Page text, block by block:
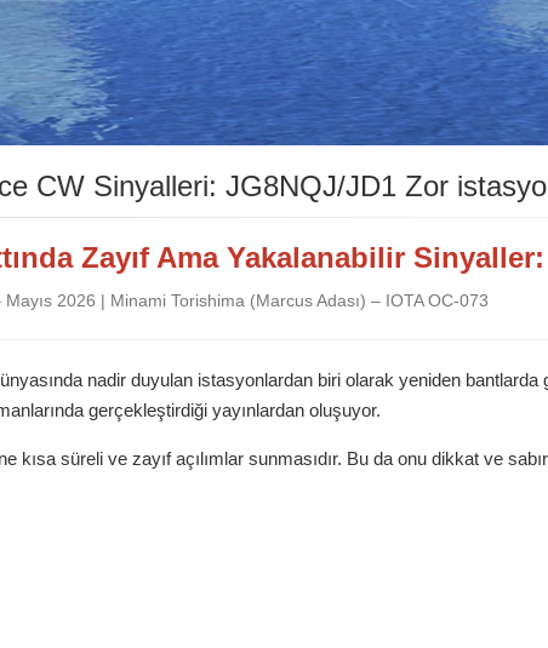
CW Sinyalleri: JG8NQJ/JD1 Zor
Zayıf Ama Yakalanabilir
Mayıs 2026 | Minami Torishima (Marcus Adası) – IOTA OC-073
nadir duyulan istasyonlardan biri olarak yeniden
gerçekleştirdiği yayınlardan oluşuyor.
süreli ve zayıf açılımlar sunmasıdır. Bu da onu dikkat ve